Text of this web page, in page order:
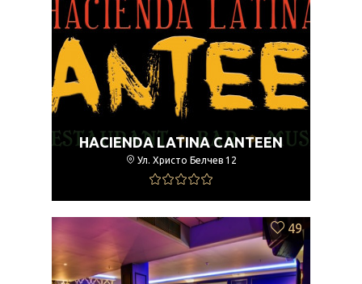
HACIENDA LATINA CANTEEN
Ул. Христо Белчев 12
49